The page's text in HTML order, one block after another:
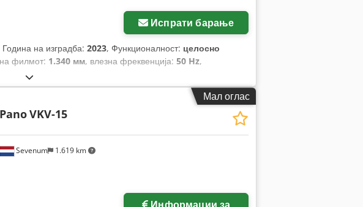
Испрати барање
Година на изградба: 2023, Функционалност: целосно
филмот: 1.340 мм, влезна фреквенција: 50 Hz,
Мал оглас
Sevenum 1.619 km
PanoVKV-15